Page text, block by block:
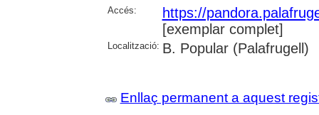
Accés:
https://
[exemplar complet]
Localització: B. Popular (Palafrugell)
Enllaç permanent a aquest